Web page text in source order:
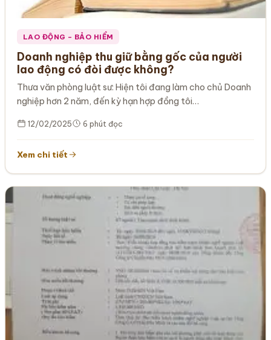
LAO ĐỘNG – BẢO HIỂM
Doanh nghiệp thu giữ bằng gốc của người
lao động có đòi được không?
Thưa văn phòng luật sư: Hiện tôi đang làm cho chủ Doanh
nghiệp hơn 2 năm, đến kỳ hạn hợp đồng tôi…
12/02/2025 6 phút đọc
Xem chi tiết